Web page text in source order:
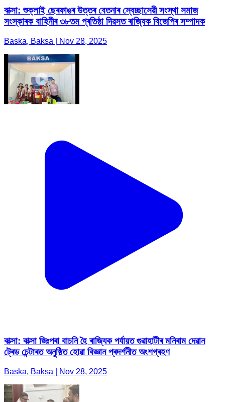
বাক্সা: শুক্লাই ছেৰফাঙৰ উত্তৰ বেতনাৰ স্বেচ্ছাসেৱী সংস্থা সমাজ
সংস্কাৰক বাহিনীৰ ৩৮তম প্ৰতিষ্ঠা দিৱসত ৰাজ্যিক বিজেপিৰ সম্পাদক
Baska, Baksa | Nov 28, 2025
বাক্সা: বাক্সা জিঃপৰা বাচনি হৈ ৰাজ্যিক পৰ্যায়ত গুৱাহাটীৰ মনিৰাম দেৱান
ট্ৰেড চেন্টাৰত অনুষ্ঠিত হোৱা বিজ্ঞান প্ৰদৰ্শনীত অংশগ্ৰহণ
Baska, Baksa | Nov 28, 2025